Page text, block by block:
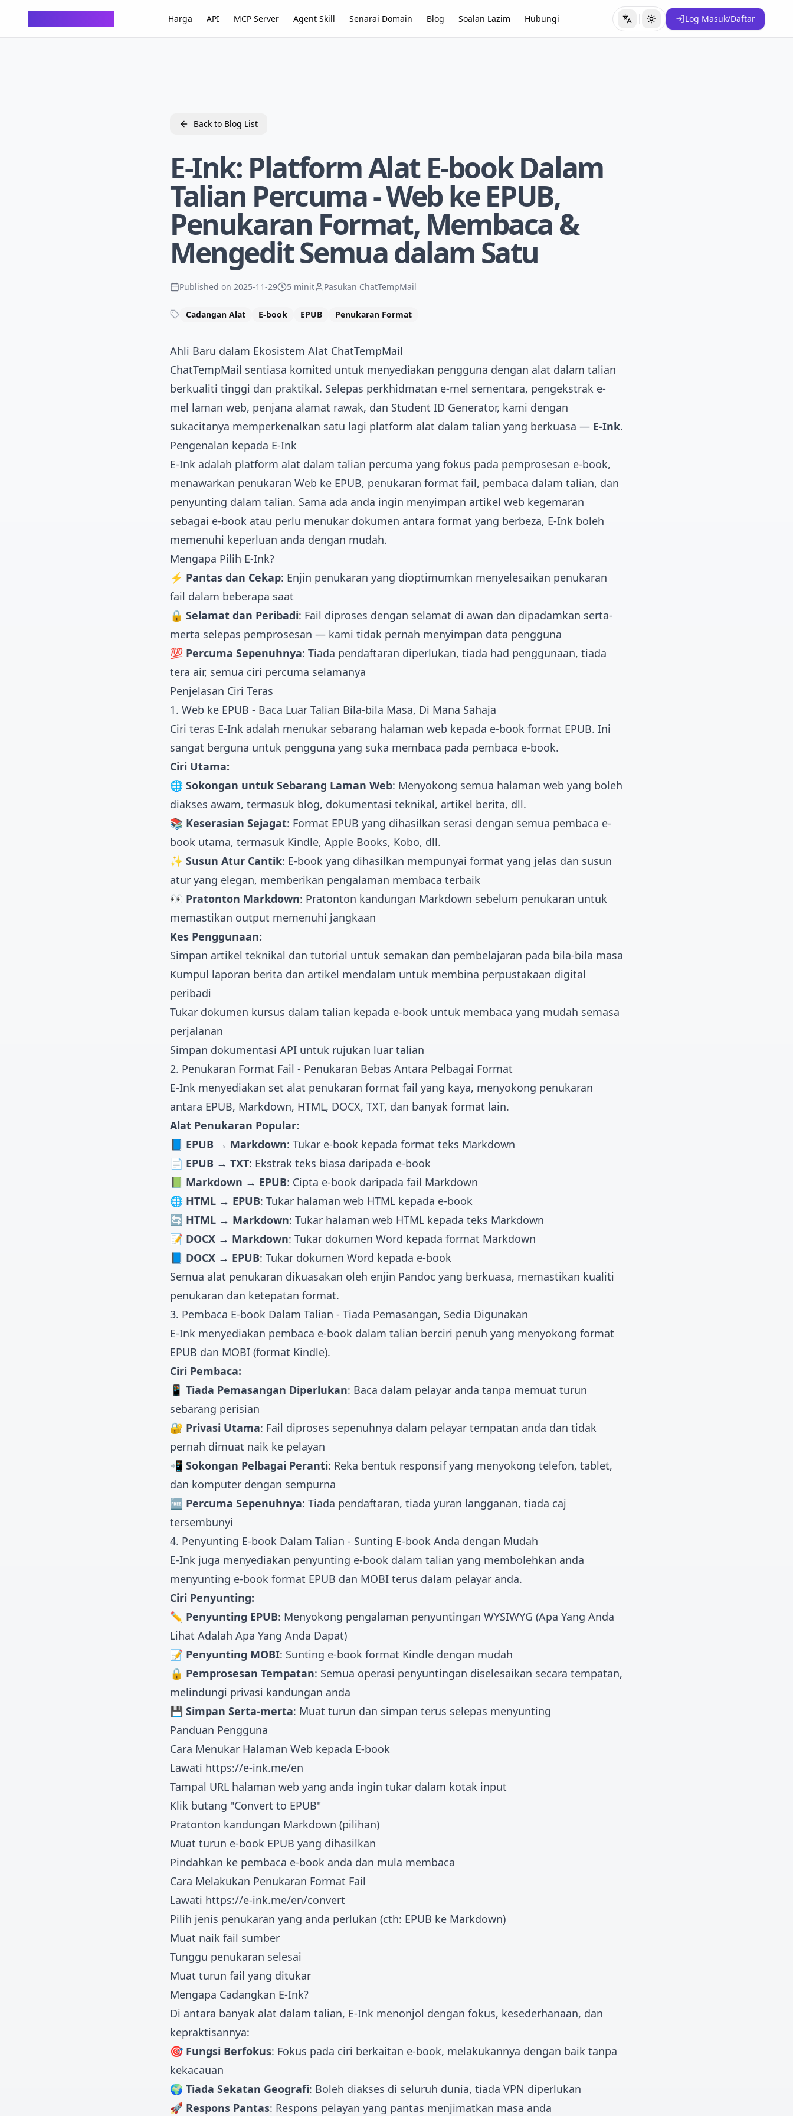
Harga API MCP Server Agent Skill Senarai Domain Blog Soalan Lazim Hubungi Tukar Bahasa
Tukar TemaLog Masuk/Daftar
Back to Blog List
E-Ink: Platform Alat E-book Dalam
Talian Percuma - Web ke EPUB,
Penukaran Format, Membaca &
Mengedit Semua dalam Satu
Published on 2025-11-29 5 minit Pasukan ChatTempMail
Cadangan Alat E-book EPUB Penukaran Format
Ahli Baru dalam Ekosistem Alat ChatTempMail
ChatTempMail sentiasa komited untuk menyediakan pengguna dengan alat dalam talian
berkualiti tinggi dan praktikal. Selepas perkhidmatan e-mel sementara, pengekstrak e-
mel laman web, penjana alamat rawak, dan Student ID Generator, kami dengan
sukacitanya memperkenalkan satu lagi platform alat dalam talian yang berkuasa — E-Ink.
Pengenalan kepada E-Ink
E-Ink adalah platform alat dalam talian percuma yang fokus pada pemprosesan e-book,
menawarkan penukaran Web ke EPUB, penukaran format fail, pembaca dalam talian, dan
penyunting dalam talian. Sama ada anda ingin menyimpan artikel web kegemaran
sebagai e-book atau perlu menukar dokumen antara format yang berbeza, E-Ink boleh
memenuhi keperluan anda dengan mudah.
Mengapa Pilih E-Ink?
⚡ Pantas dan Cekap: Enjin penukaran yang dioptimumkan menyelesaikan penukaran
fail dalam beberapa saat
🔒 Selamat dan Peribadi: Fail diproses dengan selamat di awan dan dipadamkan serta-
merta selepas pemprosesan — kami tidak pernah menyimpan data pengguna
💯 Percuma Sepenuhnya: Tiada pendaftaran diperlukan, tiada had penggunaan, tiada
tera air, semua ciri percuma selamanya
Penjelasan Ciri Teras
1. Web ke EPUB - Baca Luar Talian Bila-bila Masa, Di Mana Sahaja
Ciri teras E-Ink adalah menukar sebarang halaman web kepada e-book format EPUB. Ini
sangat berguna untuk pengguna yang suka membaca pada pembaca e-book.
Ciri Utama:
🌐 Sokongan untuk Sebarang Laman Web: Menyokong semua halaman web yang boleh
diakses awam, termasuk blog, dokumentasi teknikal, artikel berita, dll.
📚 Keserasian Sejagat: Format EPUB yang dihasilkan serasi dengan semua pembaca e-
book utama, termasuk Kindle, Apple Books, Kobo, dll.
✨ Susun Atur Cantik: E-book yang dihasilkan mempunyai format yang jelas dan susun
atur yang elegan, memberikan pengalaman membaca terbaik
👀 Pratonton Markdown: Pratonton kandungan Markdown sebelum penukaran untuk
memastikan output memenuhi jangkaan
Kes Penggunaan:
Simpan artikel teknikal dan tutorial untuk semakan dan pembelajaran pada bila-bila masa
Kumpul laporan berita dan artikel mendalam untuk membina perpustakaan digital
peribadi
Tukar dokumen kursus dalam talian kepada e-book untuk membaca yang mudah semasa
perjalanan
Simpan dokumentasi API untuk rujukan luar talian
2. Penukaran Format Fail - Penukaran Bebas Antara Pelbagai Format
E-Ink menyediakan set alat penukaran format fail yang kaya, menyokong penukaran
antara EPUB, Markdown, HTML, DOCX, TXT, dan banyak format lain.
Alat Penukaran Popular:
📘 EPUB → Markdown: Tukar e-book kepada format teks Markdown
📄 EPUB → TXT: Ekstrak teks biasa daripada e-book
📗 Markdown → EPUB: Cipta e-book daripada fail Markdown
🌐 HTML → EPUB: Tukar halaman web HTML kepada e-book
🔄 HTML → Markdown: Tukar halaman web HTML kepada teks Markdown
📝 DOCX → Markdown: Tukar dokumen Word kepada format Markdown
📘 DOCX → EPUB: Tukar dokumen Word kepada e-book
Semua alat penukaran dikuasakan oleh enjin Pandoc yang berkuasa, memastikan kualiti
penukaran dan ketepatan format.
3. Pembaca E-book Dalam Talian - Tiada Pemasangan, Sedia Digunakan
E-Ink menyediakan pembaca e-book dalam talian berciri penuh yang menyokong format
EPUB dan MOBI (format Kindle).
Ciri Pembaca:
📱 Tiada Pemasangan Diperlukan: Baca dalam pelayar anda tanpa memuat turun
sebarang perisian
🔐 Privasi Utama: Fail diproses sepenuhnya dalam pelayar tempatan anda dan tidak
pernah dimuat naik ke pelayan
📲 Sokongan Pelbagai Peranti: Reka bentuk responsif yang menyokong telefon, tablet,
dan komputer dengan sempurna
🆓 Percuma Sepenuhnya: Tiada pendaftaran, tiada yuran langganan, tiada caj
tersembunyi
4. Penyunting E-book Dalam Talian - Sunting E-book Anda dengan Mudah
E-Ink juga menyediakan penyunting e-book dalam talian yang membolehkan anda
menyunting e-book format EPUB dan MOBI terus dalam pelayar anda.
Ciri Penyunting:
✏️ Penyunting EPUB: Menyokong pengalaman penyuntingan WYSIWYG (Apa Yang Anda
Lihat Adalah Apa Yang Anda Dapat)
📝 Penyunting MOBI: Sunting e-book format Kindle dengan mudah
🔒 Pemprosesan Tempatan: Semua operasi penyuntingan diselesaikan secara tempatan,
melindungi privasi kandungan anda
💾 Simpan Serta-merta: Muat turun dan simpan terus selepas menyunting
Panduan Pengguna
Cara Menukar Halaman Web kepada E-book
Lawati https://e-ink.me/en
Tampal URL halaman web yang anda ingin tukar dalam kotak input
Klik butang "Convert to EPUB"
Pratonton kandungan Markdown (pilihan)
Muat turun e-book EPUB yang dihasilkan
Pindahkan ke pembaca e-book anda dan mula membaca
Cara Melakukan Penukaran Format Fail
Lawati https://e-ink.me/en/convert
Pilih jenis penukaran yang anda perlukan (cth: EPUB ke Markdown)
Muat naik fail sumber
Tunggu penukaran selesai
Muat turun fail yang ditukar
Mengapa Cadangkan E-Ink?
Di antara banyak alat dalam talian, E-Ink menonjol dengan fokus, kesederhanaan, dan
kepraktisannya:
🎯 Fungsi Berfokus: Fokus pada ciri berkaitan e-book, melakukannya dengan baik tanpa
kekacauan
🌍 Tiada Sekatan Geografi: Boleh diakses di seluruh dunia, tiada VPN diperlukan
🚀 Respons Pantas: Respons pelayan yang pantas menjimatkan masa anda